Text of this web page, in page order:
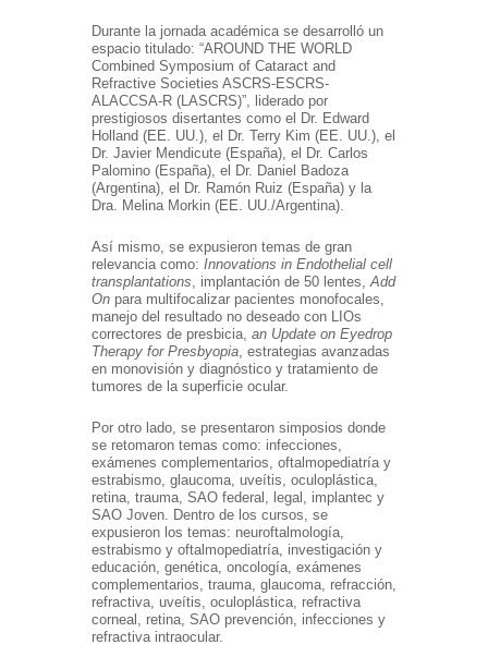
Durante la jornada académica se desarrolló un
espacio titulado: “AROUND THE WORLD
Combined Symposium of Cataract and
Refractive Societies ASCRS-ESCRS-
ALACCSA-R (LASCRS)”, liderado por
prestigiosos disertantes como el Dr. Edward
Holland (EE. UU.), el Dr. Terry Kim (EE. UU.), el
Dr. Javier Mendicute (España), el Dr. Carlos
Palomino (España), el Dr. Daniel Badoza
(Argentina), el Dr. Ramón Ruiz (España) y la
Dra. Melina Morkin (EE. UU./Argentina).
Así mismo, se expusieron temas de gran
relevancia como: Innovations in Endothelial cell
transplantations, implantación de 50 lentes,Add
On para multifocalizar pacientes monofocales,
manejo del resultado no deseado con LIOs
correctores de presbicia, an Update on Eyedrop
Therapy for Presbyopia, estrategias avanzadas
en monovisión y diagnóstico y tratamiento de
tumores de la superficie ocular.
Por otro lado, se presentaron simposios donde
se retomaron temas como: infecciones,
exámenes complementarios, oftalmopediatría y
estrabismo, glaucoma, uveítis, oculoplástica,
retina, trauma, SAO federal, legal, implantec y
SAO Joven. Dentro de los cursos, se
expusieron los temas: neuroftalmología,
estrabismo y oftalmopediatría, investigación y
educación, genética, oncología, exámenes
complementarios, trauma, glaucoma, refracción,
refractiva, uveítis, oculoplástica, refractiva
corneal, retina, SAO prevención, infecciones y
refractiva intraocular.